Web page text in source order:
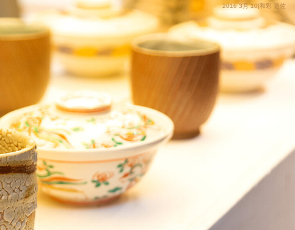
2016 3月 10|和彩 遊佐